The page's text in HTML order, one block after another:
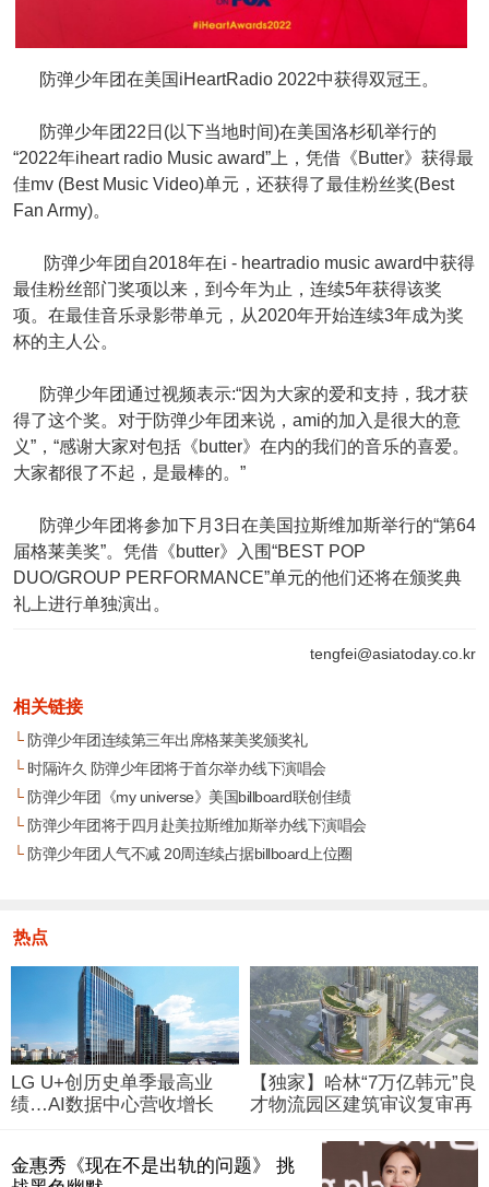
防弹少年团在美国iHeartRadio 2022中获得双冠王。
防弹少年团22日(以下当地时间)在美国洛杉矶举行的
“2022年iheart radio Music award”上，凭借《Butter》获得最
佳mv (Best Music Video)单元，还获得了最佳粉丝奖(Best
Fan Army)。
防弹少年团自2018年在i - heartradio music award中获得
最佳粉丝部门奖项以来，到今年为止，连续5年获得该奖
项。在最佳音乐录影带单元，从2020年开始连续3年成为奖
杯的主人公。
防弹少年团通过视频表示:“因为大家的爱和支持，我才获
得了这个奖。对于防弹少年团来说，ami的加入是很大的意
义”，“感谢大家对包括《butter》在内的我们的音乐的喜爱。
大家都很了不起，是最棒的。”
防弹少年团将参加下月3日在美国拉斯维加斯举行的“第64
届格莱美奖”。凭借《butter》入围“BEST POP
DUO/GROUP PERFORMANCE”单元的他们还将在颁奖典
礼上进行单独演出。
tengfei@asiatoday.co.kr
相关链接
└防弹少年团连续第三年出席格莱美奖颁奖礼
└时隔许久 防弹少年团将于首尔举办线下演唱会
└防弹少年团《my universe》美国billboard联创佳绩
└防弹少年团将于四月赴美拉斯维加斯举办线下演唱会
└防弹少年团人气不减 20周连续占据billboard上位圈
热点
LG U+创历史单季最高业
绩…AI数据中心营收增长
【独家】哈林“7万亿韩元”良
才物流园区建筑审议复审再
金惠秀《现在不是出轨的问题》 挑